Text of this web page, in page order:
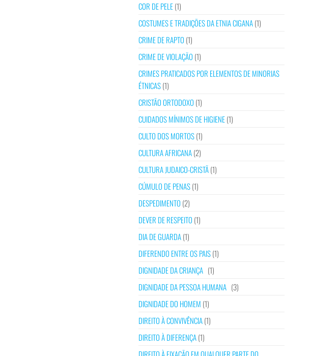
COR DE PELE(1)
COSTUMES E TRADIÇÕES DA ETNIA CIGANA(1)
CRIME DE RAPTO (1)
CRIME DE VIOLAÇÃO (1)
CRIMES PRATICADOS POR ELEMENTOS DE MINORIAS
ÉTNICAS(1)
CRISTÃO ORTODOXO (1)
CUIDADOS MÍNIMOS DE HIGIENE(1)
CULTO DOS MORTOS(1)
CULTURA AFRICANA(2)
CULTURA JUDAICO-CRISTÃ(1)
CÚMULO DE PENAS(1)
DESPEDIMENTO (2)
DEVER DE RESPEITO (1)
DIA DE GUARDA(1)
DIFERENDO ENTRE OS PAIS(1)
DIGNIDADE DA CRIANÇA (1)
DIGNIDADE DA PESSOA HUMANA (3)
DIGNIDADE DO HOMEM (1)
DIREITO À CONVIVÊNCIA(1)
DIREITO À DIFERENÇA(1)